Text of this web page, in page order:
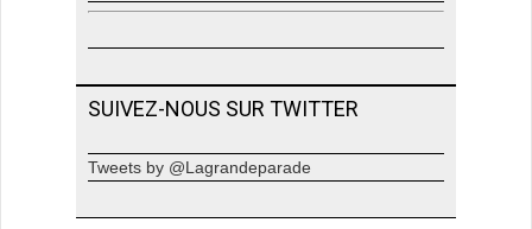
SUIVEZ-NOUS SUR TWITTER
Tweets by @Lagrandeparade